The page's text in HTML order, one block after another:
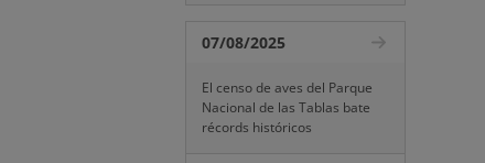
07/08/2025
El censo de aves del Parque
Nacional de las Tablas bate
récords históricos